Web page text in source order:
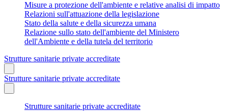
Misure a protezione dell'ambiente e relative analisi di impatto
Relazioni sull'attuazione della legislazione
Stato della salute e della sicurezza umana
Relazione sullo stato dell'ambiente del Ministero
dell'Ambiente e della tutela del territorio
Strutture sanitarie private accreditate
Strutture sanitarie private accreditate
Strutture sanitarie private accreditate